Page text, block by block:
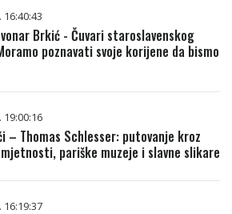
16:40:43
Brkić - Čuvari staroslavenskog
poznavati svoje korijene da bismo
19:00:16
– Thomas Schlesser: putovanje kroz
pariške muzeje i slavne slikare
16:19:37